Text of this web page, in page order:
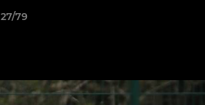
27/79